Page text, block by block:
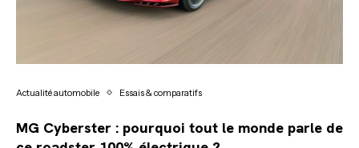
Actualité automobile Essais & comparatifs
MG Cyberster : pourquoi tout le monde parle de